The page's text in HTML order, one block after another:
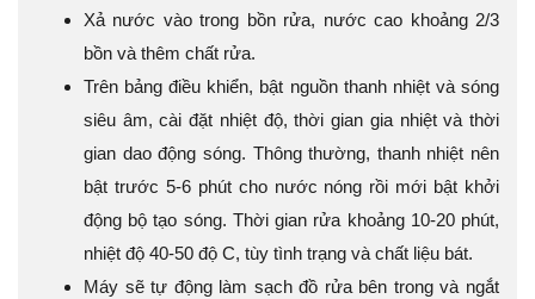
Xả nước vào trong bồn rửa, nước cao khoảng 2/3
bồn và thêm chất rửa.
Trên bảng điều khiển, bật nguồn thanh nhiệt và sóng
siêu âm, cài đặt nhiệt độ, thời gian gia nhiệt và thời
gian dao động sóng. Thông thường, thanh nhiệt nên
bật trước 5-6 phút cho nước nóng rồi mới bật khởi
động bộ tạo sóng. Thời gian rửa khoảng 10-20 phút,
nhiệt độ 40-50 độ C, tùy tình trạng và chất liệu bát.
Máy sẽ tự động làm sạch đồ rửa bên trong và ngắt